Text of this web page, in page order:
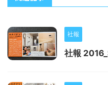
社報
社報